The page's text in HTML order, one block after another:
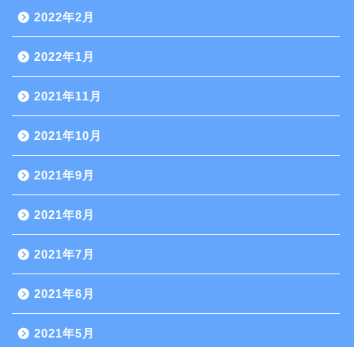
2022年2月
2022年1月
2021年11月
2021年10月
2021年9月
2021年8月
2021年7月
2021年6月
2021年5月